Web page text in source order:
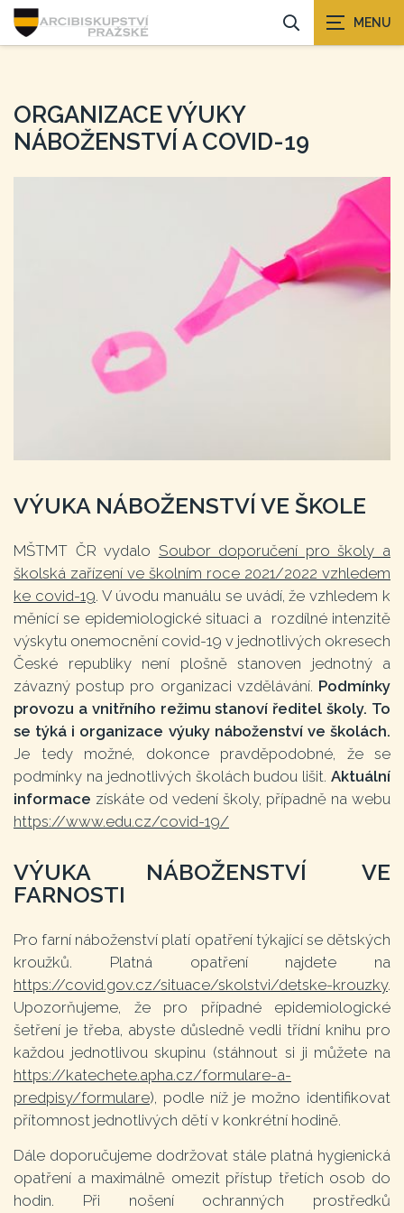
ORGANIZACE VÝUKY
NÁBOŽENSTVÍ A COVID-19
VÝUKA NÁBOŽENSTVÍ VE ŠKOLE
MŠTMT ČR vydalo Soubor doporučení pro školy a
školská zařízení ve školním roce 2021/2022 vzhledem
ke covid-19. V úvodu manuálu se uvádí, že vzhledem k
měnící se epidemiologické situaci a rozdílné intenzitě
výskytu onemocnění covid-19 v jednotlivých okresech
České republiky není plošně stanoven jednotný a
závazný postup pro organizaci vzdělávání. Podmínky
provozu a vnitřního režimu stanoví ředitel školy. To
se týká i organizace výuky náboženství ve školách.
Je tedy možné, dokonce pravděpodobné, že se
podmínky na jednotlivých školách budou lišit. Aktuální
informace získáte od vedení školy, případně na webu
https://www.edu.cz/covid-19/
VÝUKA NÁBOŽENSTVÍ VE
FARNOSTI
Pro farní náboženství platí opatření týkající se dětských
kroužků. Platná opatření najdete na
https://covid.gov.cz/situace/skolstvi/detske-krouzky.
Upozorňujeme, že pro případné epidemiologické
šetření je třeba, abyste důsledně vedli třídní knihu pro
každou jednotlivou skupinu (stáhnout si ji můžete na
https://katechete.apha.cz/formulare-a-
predpisy/formulare), podle níž je možno identifikovat
přítomnost jednotlivých dětí v konkrétní hodině.
Dále doporučujeme dodržovat stále platná hygienická
opatření a maximálně omezit přístup třetích osob do
hodin. Při nošení ochranných prostředků